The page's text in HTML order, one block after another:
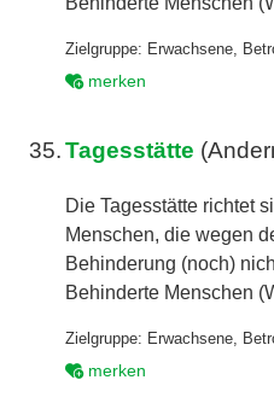
Zielgruppe: Erwachsene,
merken
35. Tagesstätte
Die Tagesstätte richtet
Menschen, die wegen
Behinderung (noch)
Behinderte Menschen
Zielgruppe: Erwachsene
merken